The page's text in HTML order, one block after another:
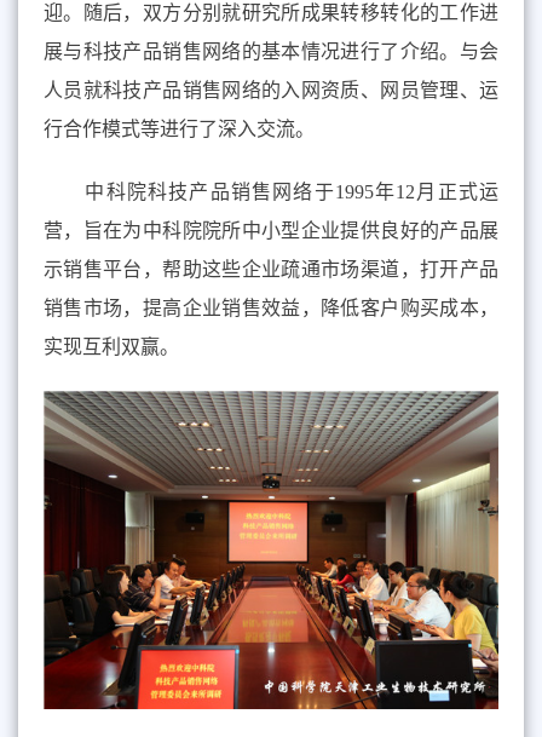
迎。随后，双方分别就研究所成果转移转化的工作进
展与科技产品销售网络的基本情况进行了介绍。与会
人员就科技产品销售网络的入网资质、网员管理、运
行合作模式等进行了深入交流。
中科院科技产品销售网络于1995年12 月正式运
营，旨在为中科院院所中小型企业提供良好的产品展
示销售平台，帮助这些企业疏通市场渠道，打开产品
销售市场，提高企业销售效益，降低客户购买成本，
实现互利双赢。